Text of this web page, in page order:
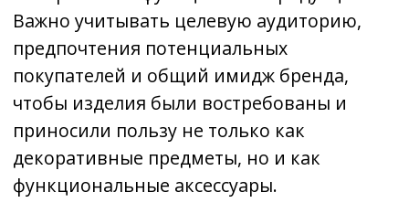
Оформление выставок и стендов
Ключевые моменты включают разработку
концепции экспозиции, выбор